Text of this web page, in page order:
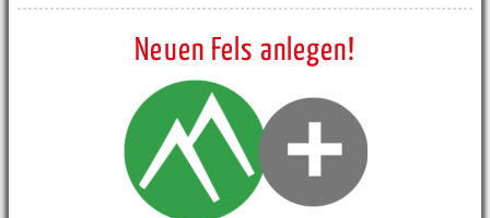
Neuen Fels anlegen!